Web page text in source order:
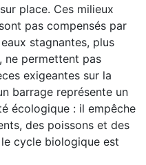
place. Ces milieux
pas compensés par
stagnantes, plus
ne permettent pas
exigeantes sur la
barrage représente un
écologique : il empêche
des poissons et des
cycle biologique est